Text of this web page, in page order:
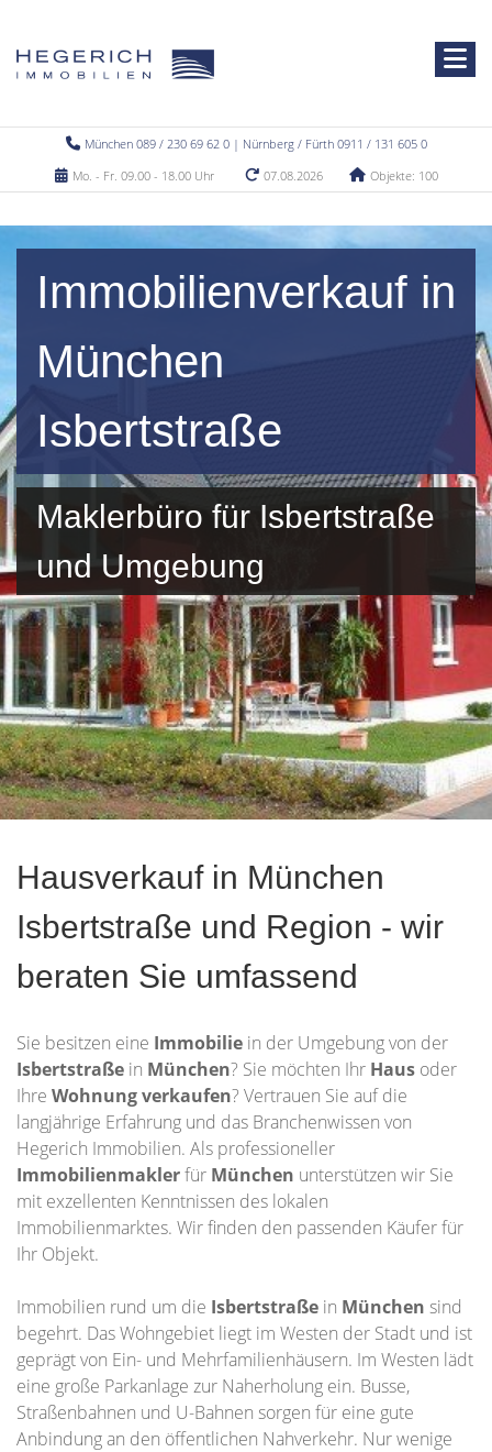
München 089 / 230 69 62 0 | Nürnberg / Fürth 0911 / 131 605 0
Mo. - Fr. 09.00 - 18.00 Uhr
07.08.2026 Objekte: 100
Immobilienverkauf in
München
Isbertstraße
Maklerbüro für Isbertstraße
und Umgebung
Hausverkauf in München
Isbertstraße und Region - wir
beraten Sie umfassend
Sie besitzen eine Immobilie in der Umgebung von der
Isbertstraße in München? Sie möchten Ihr Haus oder
Ihre Wohnungverkaufen? Vertrauen Sie auf die
langjährige Erfahrung und das Branchenwissen von
Hegerich Immobilien. Als professioneller
Immobilienmaklerfür München unterstützen wir Sie
mit exzellenten Kenntnissen des lokalen
Immobilienmarktes. Wir finden den passenden Käufer für
Ihr Objekt.
Immobilien rund um die Isbertstraße in München sind
begehrt. Das Wohngebiet liegt im Westen der Stadt und ist
geprägt von Ein- und Mehrfamilienhäusern. Im Westen lädt
eine große Parkanlage zur Naherholung ein. Busse,
Straßenbahnen und U-Bahnen sorgen für eine gute
Anbindung an den öffentlichen Nahverkehr. Nur wenige